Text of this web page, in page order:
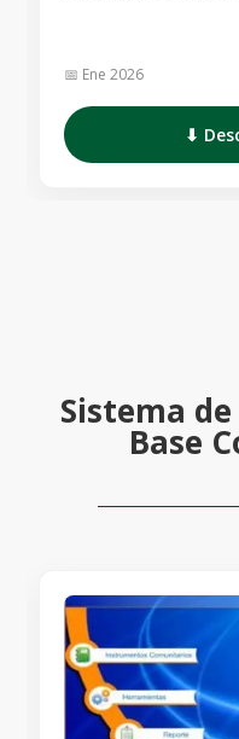
📅 Ene 2026
⬇
Sistema
Base